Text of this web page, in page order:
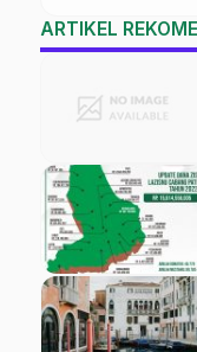
Amanah
Kepemimpinan
ARTIKEL